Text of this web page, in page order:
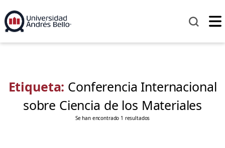
Etiqueta: Conferencia Internacional
sobre Ciencia de los Materiales
Se han encontrado 1 resultados